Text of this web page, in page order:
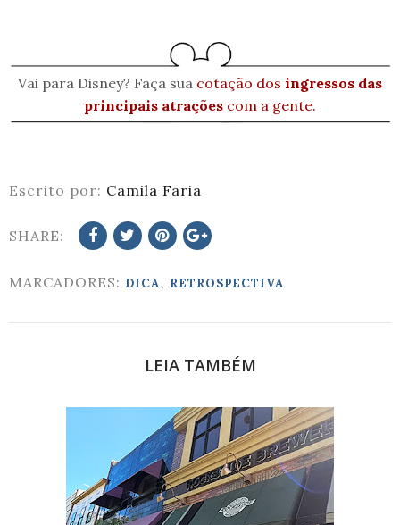
Vai para Disney? Faça sua cotação dos ingressos das
principais atrações com a gente.
Escrito por: Camila Faria
SHARE:
MARCADORES: DICA, RETROSPECTIVA
LEIA TAMBÉM